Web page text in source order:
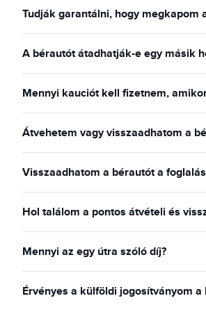
Tudják garantálni, hogy megkapom
A bérautót átadhatják-e egy másik
Mennyi kauciót kell fizetnem,
Átvehetem vagy visszaadhatom a
Visszaadhatom a bérautót a
Hol találom a pontos átvételi és
Mennyi az egy útra szóló díj?
Érvényes a külföldi jogosítványom